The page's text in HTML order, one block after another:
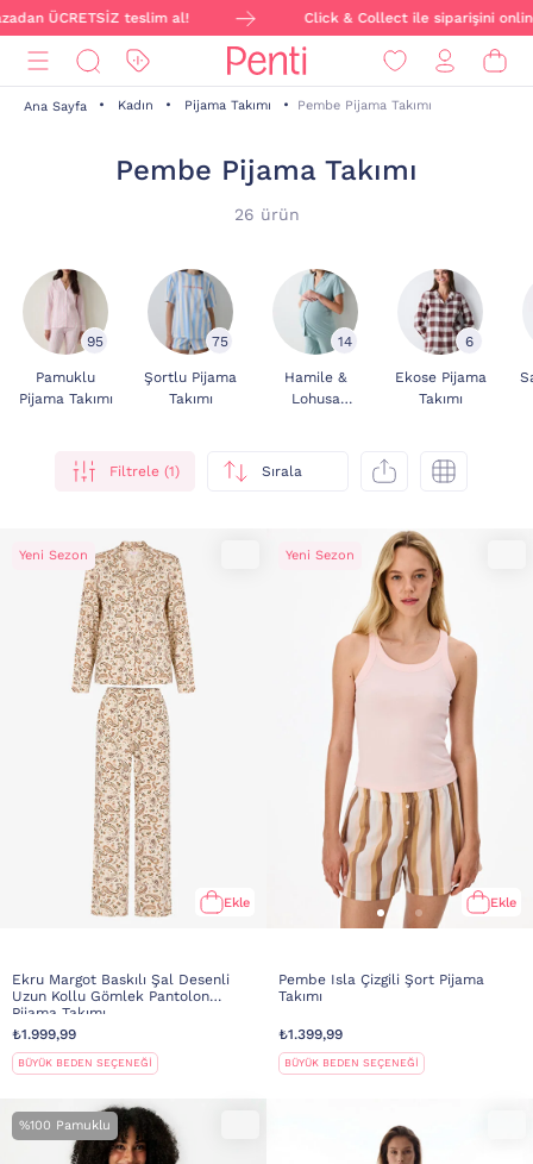
teslim al! Click & Collect ile siparişini online ver,
Ana Sayfa Kadın Pijama Takımı Pembe Pijama Takımı
Pembe Pijama Takımı
26 ürün
95
Pamuklu
Pijama Takımı
75
Şortlu Pijama
Takımı
14
Hamile &
Lohusa
6
Ekose Pijama
Takımı
Filtrele (1) Sırala
Yeni Sezon
Ekle
Ekru Margot Baskılı Şal Desenli
Uzun Kollu Gömlek Pantolon
Pijama Takımı
₺1.999,99
BÜYÜK BEDEN SEÇENEĞİ
Yeni Sezon
Ekle
Pembe Isla Çizgili Şort Pijama
Takımı
₺1.399,99
BÜYÜK BEDEN SEÇENEĞİ
%100 Pamuklu